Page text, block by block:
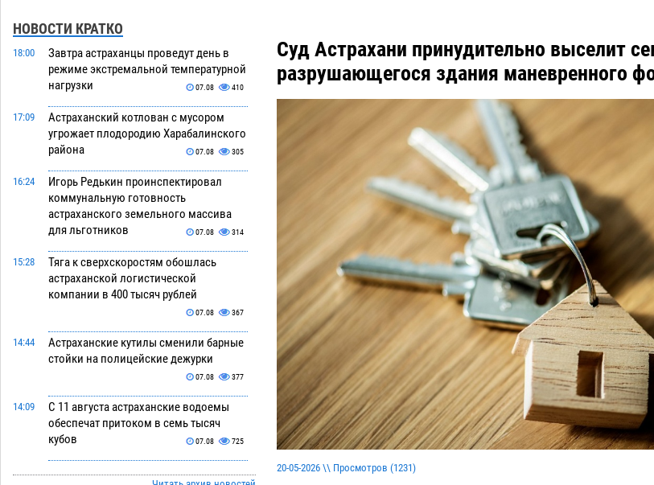
НОВОСТИ КРАТКО
18:00
Завтра астраханцы проведут день в
режиме экстремальной температурной
нагрузки
07.08 410
17:09
Астраханский котлован с мусором
угрожает плодородию Харабалинского
района
07.08 305
16:24
Игорь Редькин проинспектировал
коммунальную готовность
астраханского земельного массива
для льготников
07.08 314
15:28
Тяга к сверхскоростям обошлась
астраханской логистической
компании в 400 тысяч рублей
07.08 367
14:44
Астраханские кутилы сменили барные
стойки на полицейские дежурки
07.08 377
14:09
С 11 августа астраханские водоемы
обеспечат притоком в семь тысяч
кубов
07.08 725
Астраханский аэропорт попробует
Суд Астрахани принудительно выселит
разрушающегося здания маневренного
20-05-2026 \\ Просмотров (1231)